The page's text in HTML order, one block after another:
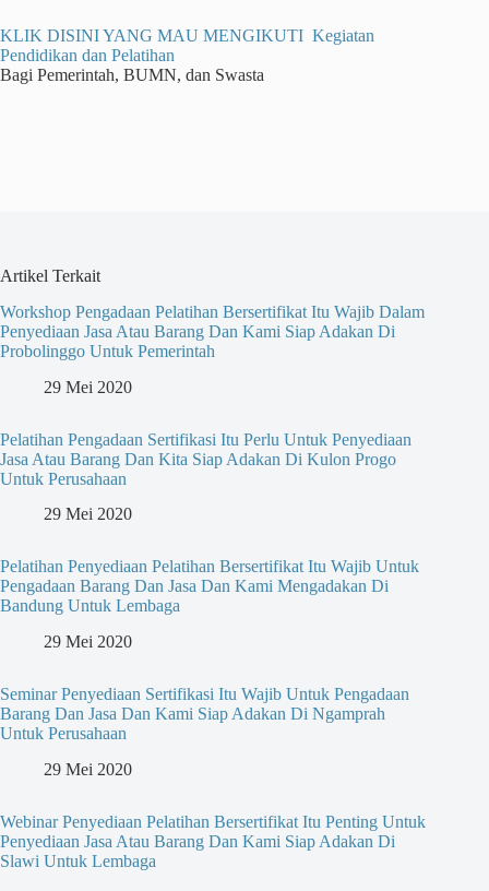
KLIK DISINI YANG MAU MENGIKUTI Kegiatan
Pendidikan dan Pelatihan
Bagi Pemerintah, BUMN, dan Swasta
Artikel Terkait
Workshop Pengadaan Pelatihan Bersertifikat Itu Wajib Dalam
Penyediaan Jasa Atau Barang Dan Kami Siap Adakan Di
Probolinggo Untuk Pemerintah
29 Mei 2020
Pelatihan Pengadaan Sertifikasi Itu Perlu Untuk Penyediaan
Jasa Atau Barang Dan Kita Siap Adakan Di Kulon Progo
Untuk Perusahaan
29 Mei 2020
Pelatihan Penyediaan Pelatihan Bersertifikat Itu Wajib Untuk
Pengadaan Barang Dan Jasa Dan Kami Mengadakan Di
Bandung Untuk Lembaga
29 Mei 2020
Seminar Penyediaan Sertifikasi Itu Wajib Untuk Pengadaan
Barang Dan Jasa Dan Kami Siap Adakan Di Ngamprah
Untuk Perusahaan
29 Mei 2020
Webinar Penyediaan Pelatihan Bersertifikat Itu Penting Untuk
Penyediaan Jasa Atau Barang Dan Kami Siap Adakan Di
Slawi Untuk Lembaga